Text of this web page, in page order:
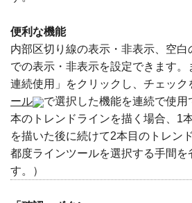
便利な機能
内部区切り線の表示・非表示、空
での表示・非表示を設定できます
連続使用」をクリックし、チェック
ール
で選択した機能を連続で使
本のトレンドラインを描く場合、1
を描いた後に続けて2本目のトレン
都度ラインツールを選択する手間を
す。）